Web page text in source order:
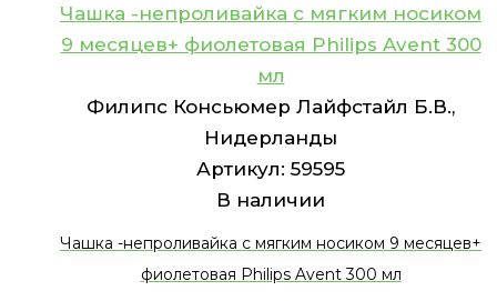
Чашка -непроливайка c мягким носиком
9 месяцев+ фиолетовая Philips Avent 300
мл
Филипс Консьюмер Лайфстайл Б.В.,
Нидерланды
Артикул: 59595
В наличии
Чашка -непроливайка c мягким носиком 9 месяцев+
фиолетовая Philips Avent 300 мл